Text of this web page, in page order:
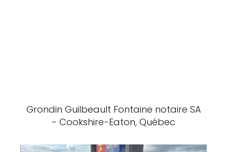
Grondin Guilbeault Fontaine notaire SA
- Cookshire-Eaton, Québec